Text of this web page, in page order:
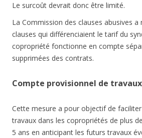
Le surcoût devrait donc être limité.
La Commission des clauses abusives
clauses qui différenciaient le tarif du
copropriété fonctionne en compte
supprimées des contrats.
Compte provisionnel de travaux
Cette mesure a pour objectif de
travaux dans les copropriétés de plus
5 ans en anticipant les futurs travaux